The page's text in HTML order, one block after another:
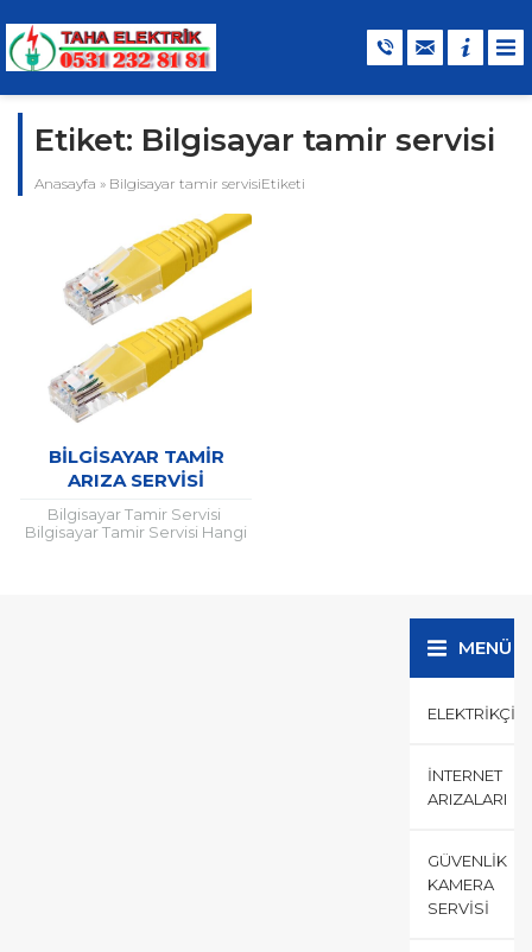
Etiket: Bilgisayar tamir servisi
Anasayfa » Bilgisayar tamir servisiEtiketi
BILGISAYAR TAMIR
ARIZA SERVISI
Bilgisayar Tamir Servisi
Bilgisayar Tamir Servisi Hangi
MENÜ
ELEKTRIKÇI
İNTERNET
ARIZALARI
GÜVENLIK
KAMERA
SERVISI